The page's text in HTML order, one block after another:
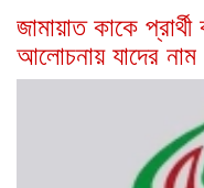
জামায়াত কাকে প্রার্থী
আলোচনায় যাদের নাম